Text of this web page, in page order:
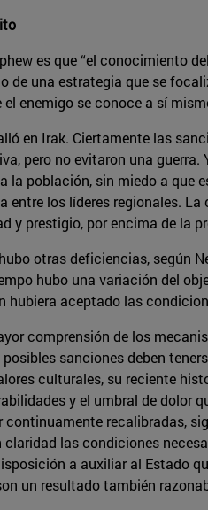
es que “el conocimiento
de una estrategia que se
enemigo se conoce a sí
en Irak. Ciertamente las
pero no evitaron una
la población, sin miedo a que
entre los líderes regionales.
y prestigio, por encima de la
otras deficiencias, según
hubo una variación del
hubiera aceptado las
comprensión de los
sanciones deben
culturales, su reciente
y el umbral de dolor
continuamente recalibradas,
claridad las condiciones
a auxiliar al Estado
un resultado también